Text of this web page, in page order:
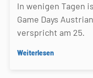
In wenigen Tagen
Game Days
verspricht am 25.
Weiterlesen